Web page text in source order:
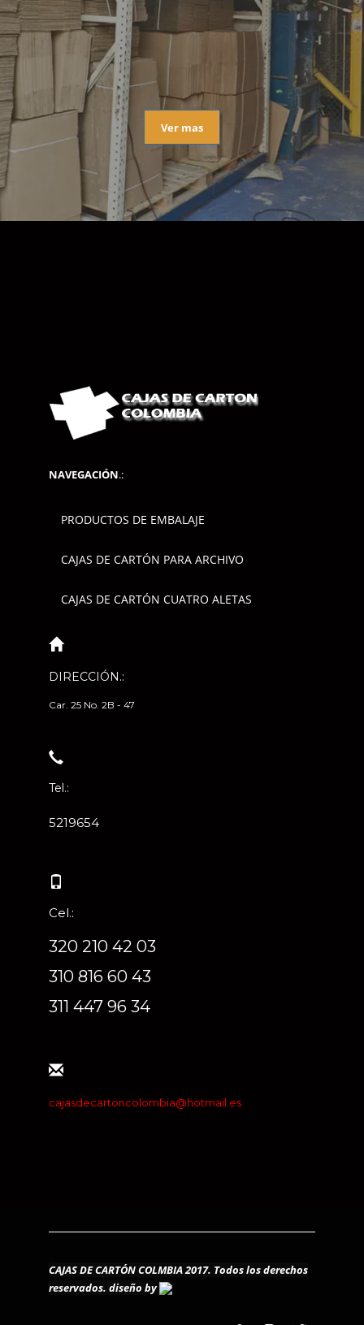
Ver mas
NAVEGACIÓN.:
PRODUCTOS DE EMBALAJE
CAJAS DE CARTÓN PARA ARCHIVO
CAJAS DE CARTÓN CUATRO ALETAS
DIRECCIÓN.:
Car. 25 No. 2B - 47
Tel.:
5219654
Cel.:
320 210 42 03
310 816 60 43
311 447 96 34
cajasdecartoncolombia@hotmail.es
CAJAS DE CARTÓN COLMBIA 2017. Todos los derechos
reservados. diseño by